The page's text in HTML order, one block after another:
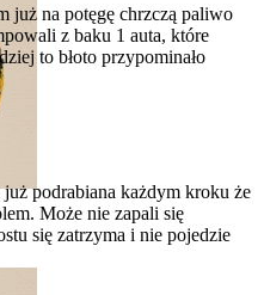
już na potęgę chrzczą paliwo
z baku 1 auta, które
to błoto przypominało
już podrabiana każdym kroku że
Może nie zapali się
się zatrzyma i nie pojedzie